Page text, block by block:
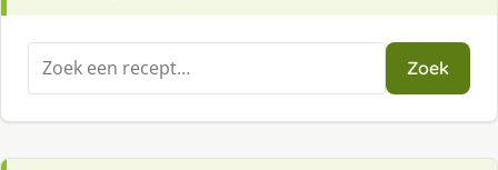
Zoeken
naar:
Zoek